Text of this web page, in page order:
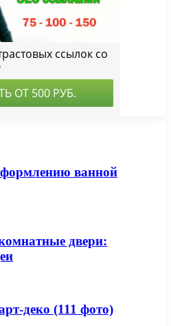
ванной
двери:
деко (111 фото)